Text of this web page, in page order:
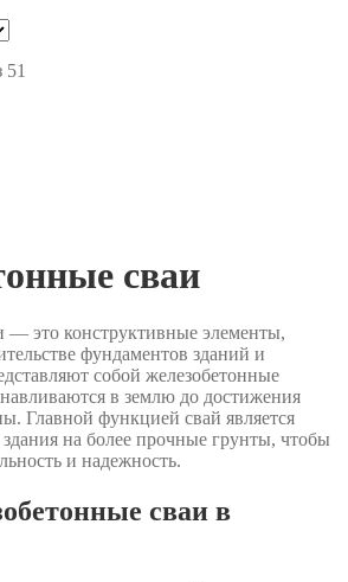
51
сваи
— это конструктивные элементы,
фундаментов зданий и
собой железобетонные
в землю до достижения
Главной функцией свай является
здания на более прочные грунты, чтобы
и надежность.
сваи в